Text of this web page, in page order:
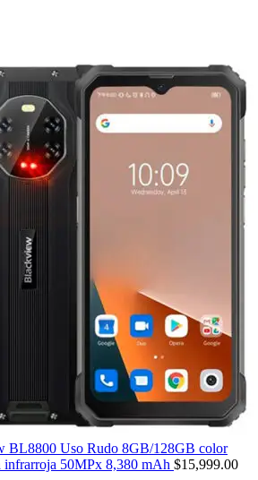
BL8800 Uso Rudo 8GB/128GB color
infrarroja 50MPx 8,380 mAh $15,999.00